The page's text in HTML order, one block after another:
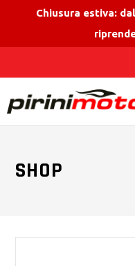
Chiusura estiva:
SHOP